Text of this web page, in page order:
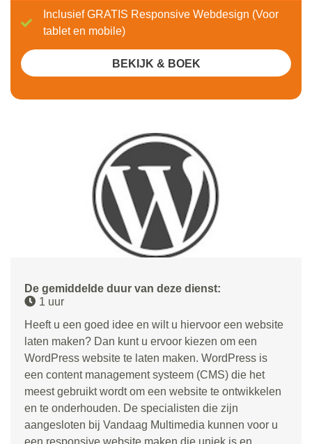
De gemiddelde duur van deze dienst:
1 uur
Heeft u een goed idee en wilt u hiervoor een website
laten maken? Dan kunt u ervoor kiezen om een
WordPress website te laten maken. WordPress is
een content management systeem (CMS) die het
meest gebruikt wordt om een website te ontwikkelen
en te onderhouden. De specialisten die zijn
aangesloten bij Vandaag Multimedia kunnen voor u
Inclusief GRATIS Responsive Webdesign (Voor
tablet en mobile)
BEKIJK & BOEK